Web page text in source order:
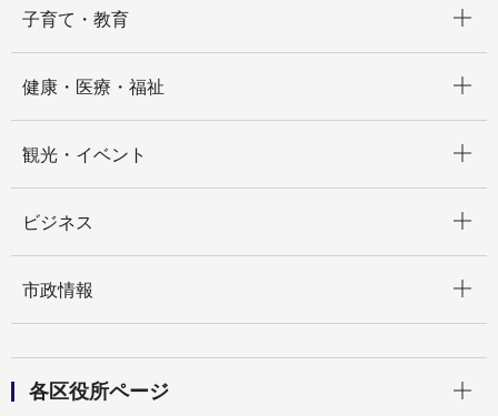
子育て・教育
健康・医療・福祉
観光・イベント
ビジネス
市政情報
各区役所ページ